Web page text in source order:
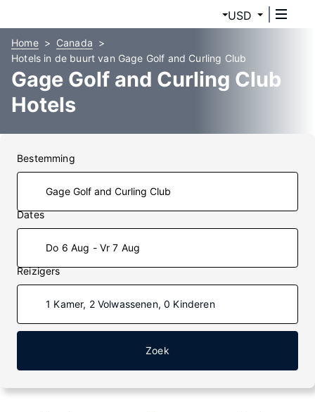
USD
Home
Canada
Hotels in de buurt van Gage Golf and Curling Club
Gage Golf and Curling Club
Hotels
Bestemming
Dates
Do 6 Aug - Vr 7 Aug
Reizigers
1 Kamer, 2 Volwassenen, 0 Kinderen
Zoek